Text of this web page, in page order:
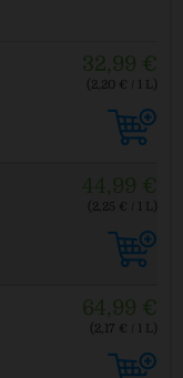
32,99 €
(2,20 € / 1 L)
44,99 €
(2,25 € / 1 L)
64,99 €
(2,17 € / 1 L)